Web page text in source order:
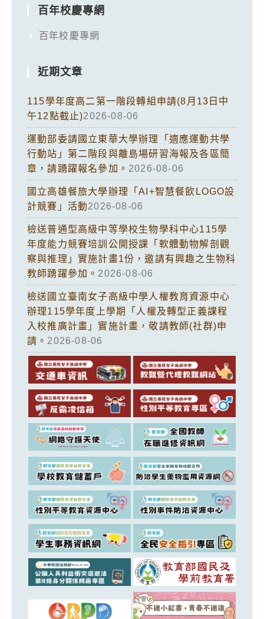
百年校慶專網
百年校慶專網
近期文章
115學年度高二第一階段轉組申請(8月13日中
午12點截止)2026-08-06
運動部委請國立東華大學辦理「適應運動共學
行動站」第二階段與離島場研習海報及各區簡
章，請踴躍報名參加。 2026-08-06
國立高雄餐旅大學辦理「AI+智慧餐飲LOGO設
計競賽」活動2026-08-06
檢送普通型高級中等學校生物學科中心115學
年度能力競賽培訓公開授課「軟體動物解剖觀
察與推理」實施計畫1份，邀請有興趣之生物科
教師踴躍參加。 2026-08-06
檢送國立臺南女子高級中學人權教育資源中心
辦理115學年度上學期「人權及轉型正義課程
入校推廣計畫」實施計畫，敬請教師(社群)申
請。 2026-08-06